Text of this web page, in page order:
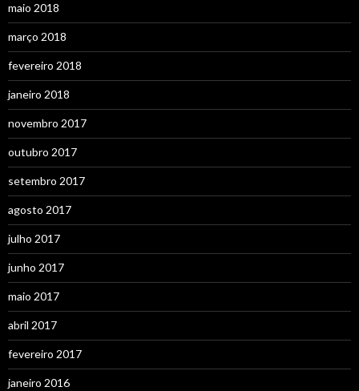
maio 2018
março 2018
fevereiro 2018
janeiro 2018
novembro 2017
outubro 2017
setembro 2017
agosto 2017
julho 2017
junho 2017
maio 2017
abril 2017
fevereiro 2017
janeiro 2016